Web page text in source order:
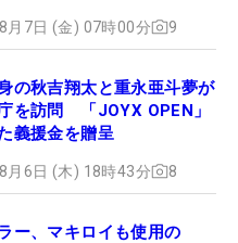
月7日 (金) 07時00分 9
の秋吉翔太と重永亜斗夢が
を訪問 「JOYX OPEN」
義援金を贈呈
月6日 (木) 18時43分 8
ー、マキロイも使用の